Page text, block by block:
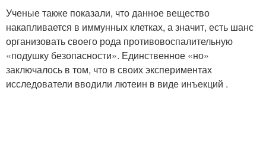
Ученые также показали, что данное вещество
накапливается в иммунных клетках, а значит, есть шанс
организовать своего рода противовоспалительную
«подушку безопасности». Единственное «но»
заключалось в том, что в своих экспериментах
исследователи вводили лютеин в виде инъекций .